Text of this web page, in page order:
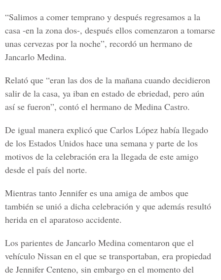
“Salimos a comer temprano y después regresamos a la
casa -en la zona dos-, después ellos comenzaron a tomarse
unas cervezas por la noche”, recordó un hermano de
Jancarlo Medina.
Relató que “eran las dos de la mañana cuando decidieron
salir de la casa, ya iban en estado de ebriedad, pero aún
así se fueron”, contó el hermano de Medina Castro.
De igual manera explicó que Carlos López había llegado
de los Estados Unidos hace una semana y parte de los
motivos de la celebración era la llegada de este amigo
desde el país del norte.
Mientras tanto Jennifer es una amiga de ambos que
también se unió a dicha celebración y que además resultó
herida en el aparatoso accidente.
Los parientes de Jancarlo Medina comentaron que el
vehículo Nissan en el que se transportaban, era propiedad
de Jennifer Centeno, sin embargo en el momento del